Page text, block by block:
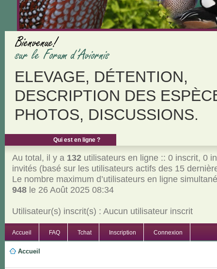
ELEVAGE, DÉTENTION,
DESCRIPTION DES
PHOTOS, DISCUSSIONS.
Qui est en ligne ?
Au total, il y a 132utilisateurs en ligne :: 0 inscrit, 0
invités (basé sur les utilisateurs actifs des 15
Le nombre maximum d’utilisateurs en ligne
948le 26 Août 2025 08:34
Utilisateur(s) inscrit(s) : Aucun utilisateur inscrit
Accueil FAQ Tchat Inscription Connexion
Accueil